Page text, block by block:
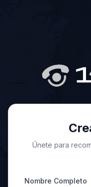
Únete para
Nombre Completo